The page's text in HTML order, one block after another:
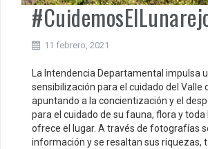
11 febrero, 2021
La Intendencia Departamental impulsa
sensibilización para el cuidado del Valle
apuntando a la concientización y el
para el cuidado de su fauna, flora y toda
ofrece el lugar. A través de fotografías
información y se resaltan sus riquezas,